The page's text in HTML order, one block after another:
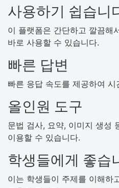
사용하기 쉽습니
이 플랫폼은 간단하고 깔끔해
바로 사용할 수 있습니다.
빠른 답변
빠른 응답 속도를 제공하여
올인원 도구
문법 검사, 요약, 이미지 생성
이용할 수 있습니다.
학생들에게 좋습
이는 학생들이 주제를 이해하